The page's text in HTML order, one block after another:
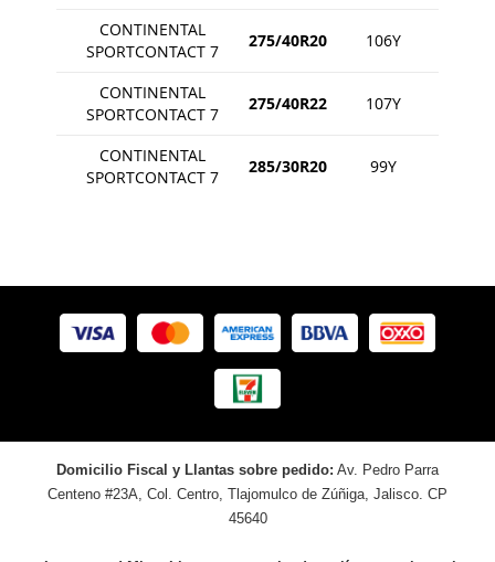
CONTINENTAL
SPORTCONTACT 7
275/40R20 106Y
CONTINENTAL
SPORTCONTACT 7
275/40R22 107Y
CONTINENTAL
SPORTCONTACT 7
285/30R20 99Y
Domicilio Fiscal y Llantas sobre pedido: Av. Pedro Parra
Centeno #23A, Col. Centro, Tlajomulco de Zúñiga, Jalisco. CP
45640